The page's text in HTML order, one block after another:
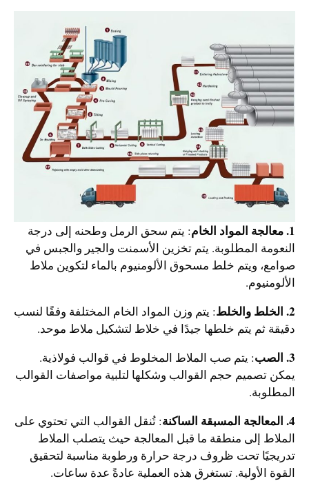
1. معالجة المواد الخام
: يتم سحق الرمل وطحنه إلى درجة
النعومة المطلوبة. يتم تخزين الأسمنت والجير والجبس في
صوامع، ويتم خلط مسحوق الألومنيوم بالماء لتكوين ملاط
الألومنيوم.
2. الخلط والخلط
: يتم وزن المواد الخام المختلفة وفقًا لنسب
دقيقة ثم يتم خلطها جيدًا في خلاط لتشكيل ملاط موحد.
3. الصب
: يتم صب الملاط المخلوط في قوالب فولاذية.
يمكن تصميم حجم القوالب وشكلها لتلبية مواصفات القوالب
المطلوبة.
4. المعالجة المسبقة الساكنة
: تُنقل القوالب التي تحتوي على
الملاط إلى منطقة ما قبل المعالجة حيث يتصلب الملاط
تدريجيًا تحت ظروف درجة حرارة ورطوبة مناسبة لتحقيق
القوة الأولية. تستغرق هذه العملية عادةً عدة ساعات.